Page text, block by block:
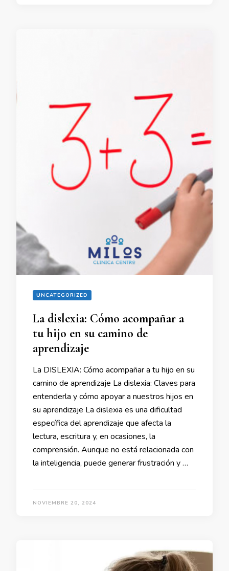
UNCATEGORIZED
La dislexia: Cómo acompañar a
tu hijo en su camino de
aprendizaje
La DISLEXIA: Cómo acompañar a tu hijo en su
camino de aprendizaje La dislexia: Claves para
entenderla y cómo apoyar a nuestros hijos en
su aprendizaje La dislexia es una dificultad
específica del aprendizaje que afecta la
lectura, escritura y, en ocasiones, la
comprensión. Aunque no está relacionada con
la inteligencia, puede generar frustración y …
NOVIEMBRE 20, 2024